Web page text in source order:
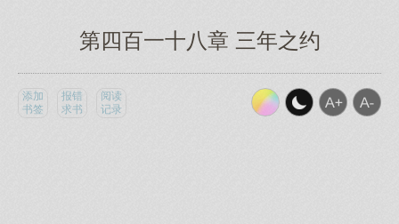
第四百一十八章 三年之约
添加
书签
报错
求书
阅读
记录